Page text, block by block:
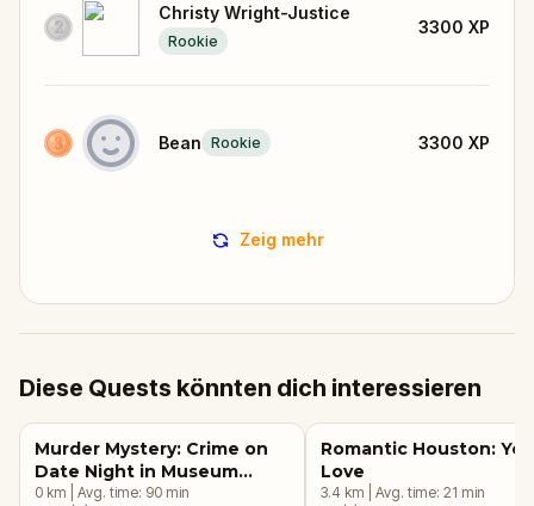
Christy Wright-Justice
Rookie
3300 XP
Bean Rookie 3300 XP
Zeig mehr
Diese Quests könnten dich interessieren
Murder Mystery: Crime on
Date Night in Museum
District, Houston
0 km Avg. time: 90 min
Romantic Houston:
Love
3.4 km Avg. time: 21 min